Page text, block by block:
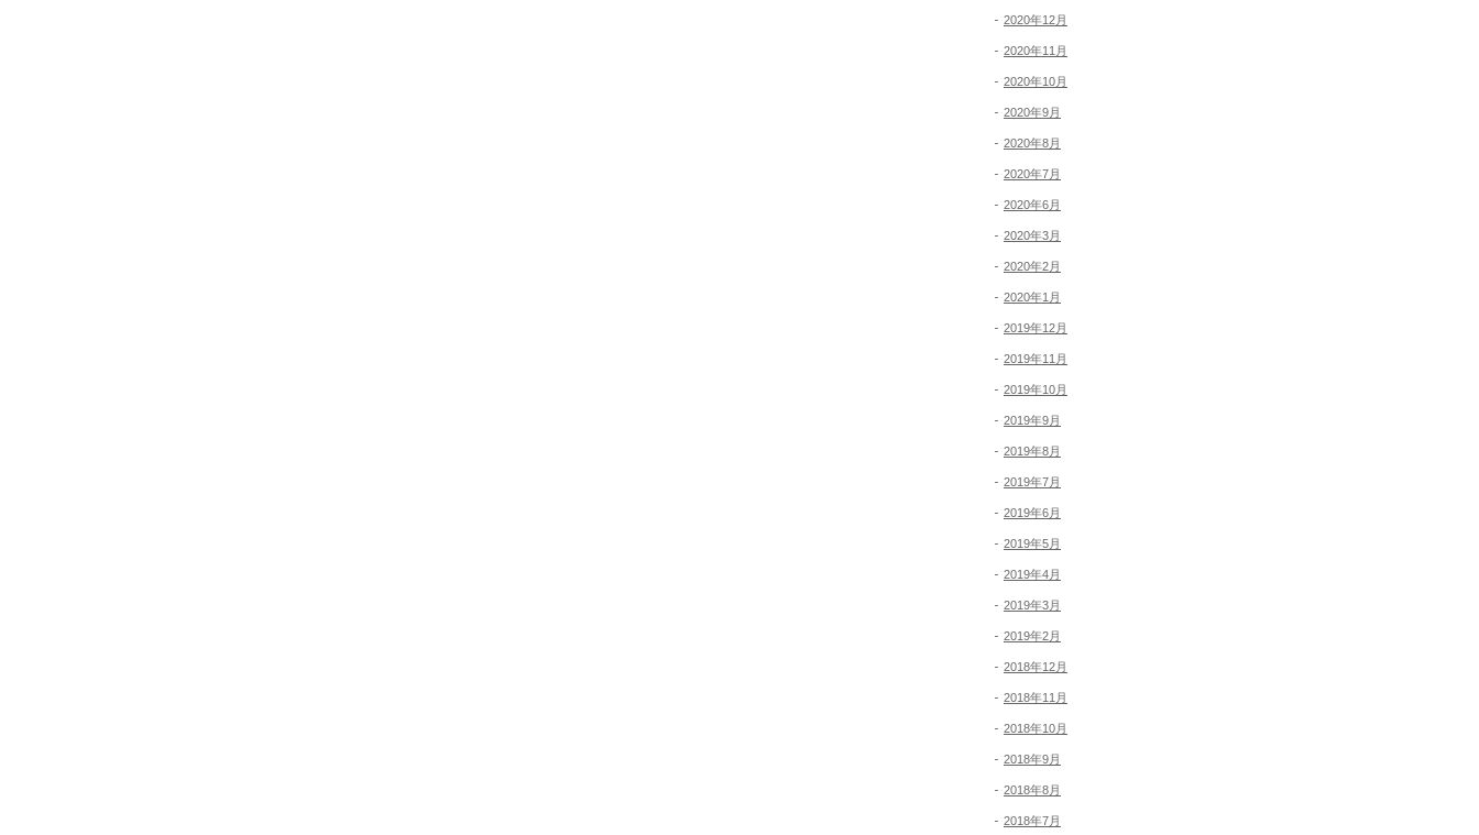
2020年12月
2020年11月
2020年10月
2020年9月
2020年8月
2020年7月
2020年6月
2020年3月
2020年2月
2020年1月
2019年12月
2019年11月
2019年10月
2019年9月
2019年8月
2019年7月
2019年6月
2019年5月
2019年4月
2019年3月
2019年2月
2018年12月
2018年11月
2018年10月
2018年9月
2018年8月
2018年7月